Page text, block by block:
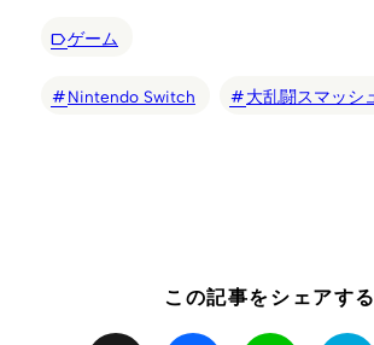
ゲーム
Nintendo Switch 大乱闘スマッシ
この記事をシェアする